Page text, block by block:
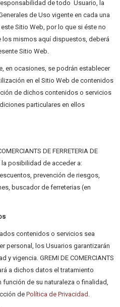
de todo Usuario, la
de Uso vigente en cada una
Sitio Web, por lo que si éste no
los mismos aquí dispuestos, deberá
Sitio Web.
en ocasiones, se podrán establecer
en el Sitio Web de contenidos
de dichos contenidos o servicios
particulares en ellos
DE FERRETERIA DE
la posibilidad de acceder a:
prevención de riesgos,
buscador de ferreterias (en
contenidos o servicios sea
personal, los Usuarios garantizarán
vigencia. GREMI DE COMERCIANTS
a dichos datos el tratamiento
de su naturaleza o finalidad,
de Política de Privacidad .